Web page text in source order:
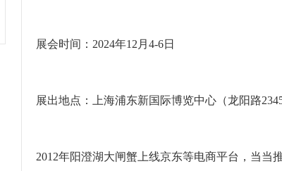
展会时间：2024年12月4-6日
展出地点：上海浦东新国际博览中心（龙阳路2345
2012年阳澄湖大闸蟹上线京东等电商平台，当当